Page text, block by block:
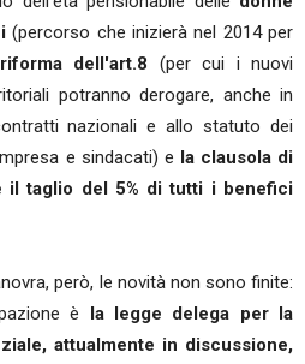
(percorso che inizierà nel 2014 per
riforma dell'art.8 (per cui i nuovi
potranno derogare, anche in
nazionali e allo statuto dei
e sindacati) e la clausola di
il taglio del 5% di tutti i benefici
però, le novità non sono finite:
è la legge delega per la
attualmente in discussione,